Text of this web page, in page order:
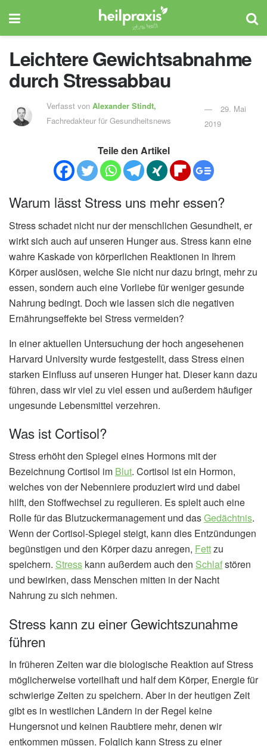
Leichtere Gewichtsabnahme
durch Stressabbau
Verfasst vonAlexander Stindt,
Fachredakteur für Gesundheitsnews
29. Mai
2019
Teile den Artikel
Warum lässt Stress uns mehr essen?
Stress schadet nicht nur der menschlichen Gesundheit, er
wirkt sich auch auf unseren Hunger aus. Stress kann eine
wahre Kaskade von körperlichen Reaktionen in Ihrem
Körper auslösen, welche Sie nicht nur dazu bringt, mehr zu
essen, sondern auch eine Vorliebe für weniger gesunde
Nahrung bedingt. Doch wie lassen sich die negativen
Ernährungseffekte bei Stress vermeiden?
In einer aktuellen Untersuchung der hoch angesehenen
Harvard University wurde festgestellt, dass Stress einen
starken Einfluss auf unseren Hunger hat. Dieser kann dazu
führen, dass wir viel zu viel essen und außerdem häufiger
ungesunde Lebensmittel verzehren.
Was ist Cortisol?
Stress erhöht den Spiegel eines Hormons mit der
Bezeichnung Cortisol im Blut. Cortisol ist ein Hormon,
welches von der Nebenniere produziert wird und dabei
hilft, den Stoffwechsel zu regulieren. Es spielt auch eine
Rolle für das Blutzuckermanagement und dasGedächtnis.
Wenn der Cortisol-Spiegel steigt, kann dies Entzündungen
begünstigen und den Körper dazu anregen, Fettzu
speichern. Stress kann außerdem auch den Schlafstören
und bewirken, dass Menschen mitten in der Nacht
Nahrung zu sich nehmen.
Stress kann zu einer Gewichtszunahme
führen
In früheren Zeiten war die biologische Reaktion auf Stress
möglicherweise vorteilhaft und half dem Körper, Energie für
schwierige Zeiten zu speichern. Aber in der heutigen Zeit
gibt es in westlichen Ländern in der Regel keine
Hungersnot und keinen Raubtiere mehr, denen wir
entkommen müssen. Folglich kann Stress zu einer